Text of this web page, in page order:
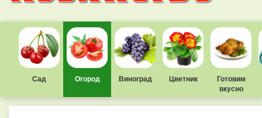
Сад Огород Виноград Цветник
Готовим
вкусно